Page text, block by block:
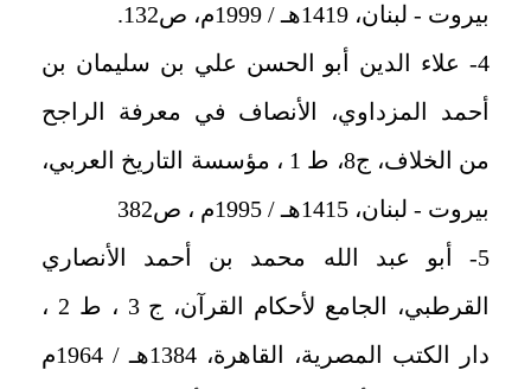
بيروت - لبنان، 1419هـ / 1999م، ص132.
4- علاء الدين أبو الحسن علي بن سليمان بن
أحمد المزداوي، الأنصاف في معرفة الراجح
من الخلاف، ج8، ط 1 ، مؤسسة التاريخ العربي،
بيروت - لبنان، 1415هـ / 1995م ، ص382
5- أبو عبد الله محمد بن أحمد الأنصاري
القرطبي، الجامع لأحكام القرآن، ج 3 ، ط 2 ،
دار الكتب المصرية، القاهرة، 1384هـ / 1964م